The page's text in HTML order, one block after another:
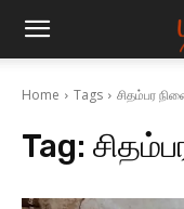
Home Tags சிதம்பர
Tag: